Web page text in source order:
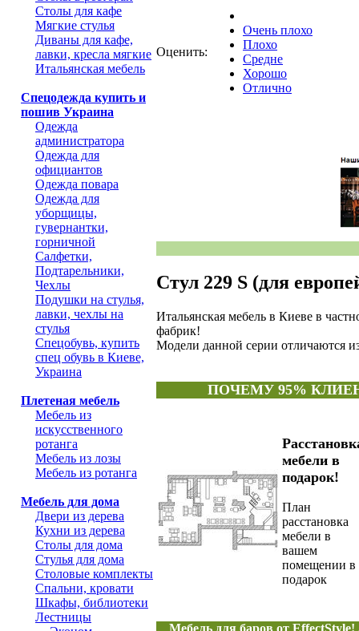
Столы для кафе
Мягкие стулья
Диваны для кафе,
лавки, кресла мягкие
Итальянская мебель
Спецодежда купить и
пошив Украина
Одежда
администратора
Одежда для
официантов
Одежда повара
Одежда для
уборщицы,
гувернантки,
горничной
Салфетки,
Подтарельники,
Чехлы
Подушки на стулья,
лавки, чехлы на
стулья
Спецобувь, купить
спец обувь в Киеве,
Украина
Плетеная мебель
Мебель из
искусственного
ротанга
Мебель из лозы
Мебель из ротанга
Мебель для дома
Двери из дерева
Кухни из дерева
Столы для дома
Стулья для дома
Столовые комплекты
Спальни, кровати
Шкафы, библиотеки
Лестницы
Оценить:
Очень плохо
Плохо
Средне
Хорошо
Отлично
Стул 229 S (для
Итальянская мебель в Киеве в
фабрик!
Модели данной серии отличаются
ПОЧЕМУ 95%
мебели в
подарок!
План
расстановка
мебели в
вашем
помещении в
подарок
Мебель для баров от